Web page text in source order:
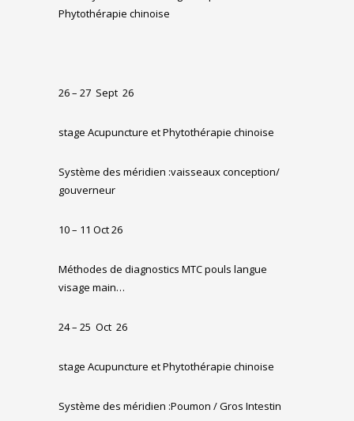
Phytothérapie chinoise
26 – 27 Sept 26
stage Acupuncture et Phytothérapie chinoise
Système des méridien :vaisseaux conception/
gouverneur
10 – 11 Oct26
Méthodes de diagnostics MTC pouls langue
visage main…
24 – 25 Oct 26
stage Acupuncture et Phytothérapie chinoise
Système des méridien :Poumon / Gros Intestin